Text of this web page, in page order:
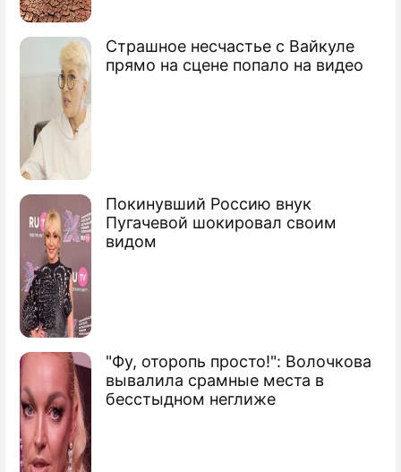
Страшное несчастье с Вайкуле
прямо на сцене попало на видео
Покинувший Россию внук
Пугачевой шокировал своим
видом
"Фу, оторопь просто!": Волочкова
вывалила срамные места в
бесстыдном неглиже
Обама защитит американцев от обмана